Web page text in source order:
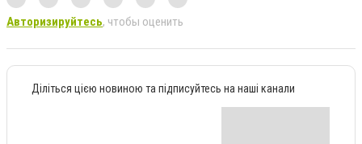
Авторизируйтесь, чтобы оценить
Діліться цією новиною та підписуйтесь на наші канали